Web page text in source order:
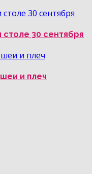
30 сентября
и плеч